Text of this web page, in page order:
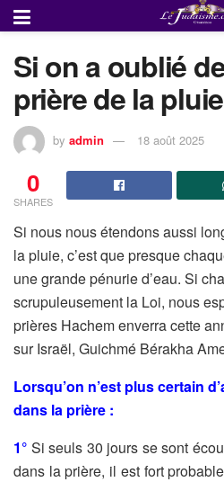
Si on a oublié
prière de la
by admin 18 août 2025
0
SHARES
Si nous nous étendons aussi
la pluie, c’est que presque
une grande pénurie d’eau. Si
scrupuleusement la Loi, nous
prières Hachem enverra cette
sur Israël, Guichmé Bérakha
Lorsqu’on n’est plus certain
dans la prière :
1° Si seuls 30 jours se sont
dans la prière, il est fort